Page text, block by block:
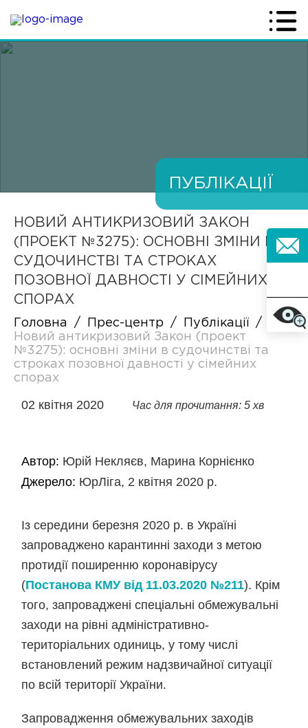
ПУБЛІКАЦІЇ
НОВИЙ АНТИКРИЗОВИЙ ЗАКОН
(ПРОЕКТ №3275): ОСНОВНІ ЗМІНИ В
СУДОЧИНСТВІ ТА СТРОКАХ
ПОЗОВНОЇ ДАВНОСТІ У СІМЕЙНИХ
СПОРАХ
Головна / Прес-центр / Публікації
/
Новий антикризовий Закон (проект
№3275): основні зміни в судочинстві та
строках позовної давності у сімейних
спорах
02 квітня 2020 Час для прочитання: 5 хв
Автор: Юрій Некляєв, Марина Корнієнко
Джерело: ЮрЛіга, 2 квітня 2020 р.
Із середини березня 2020 р. в Україні
запроваджено карантинні заходи з метою
протидії поширенню коронавірусу
(Постанова КМУ від 11.03.2020 №211). Крім
того, запроваджені спеціальні обмежувальні
заходи на рівні адміністративно-
територіальних одиниць, у тому числі
встановлений режим надзвичайної ситуації
по всій території України.
Запровадження обмежувальних заходів